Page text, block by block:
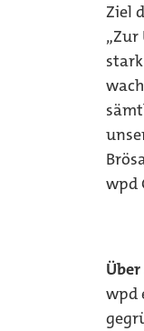
Ziel
wpd
wpd